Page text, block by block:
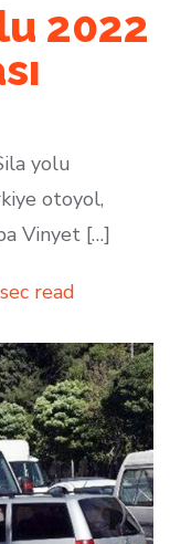
2022
yolu
otoyol,
Vinyet […]
read